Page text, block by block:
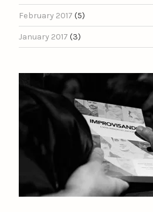
February 2017 (5)
January 2017 (3)